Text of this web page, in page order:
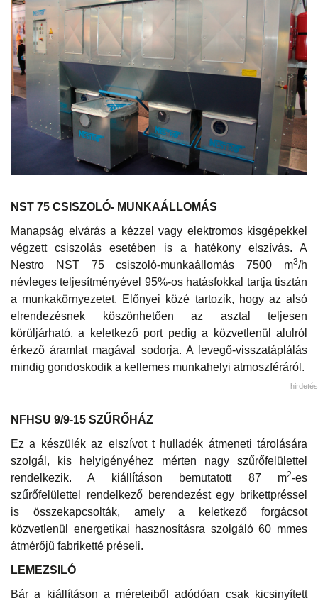
NST 75 CSISZOLÓ- MUNKAÁLLOMÁS
Manapság elvárás a kézzel vagy elektromos kisgépekkel
végzett csiszolás esetében is a hatékony elszívás. A
Nestro NST 75 csiszoló-munkaállomás 7500 m3/h
névleges teljesítményével 95%-os hatásfokkal tartja tisztán
a munkakörnyezetet. Előnyei közé tartozik, hogy az alsó
elrendezésnek köszönhetően az asztal teljesen
körüljárható, a keletkező port pedig a közvetlenül alulról
érkező áramlat magával sodorja. A levegő-visszatáplálás
mindig gondoskodik a kellemes munkahelyi atmoszféráról.
hirdetés
NFHSU 9/9-15 SZŰRŐHÁZ
Ez a készülék az elszívot t hulladék átmeneti tárolására
szolgál, kis helyigényéhez mérten nagy szűrőfelülettel
rendelkezik. A kiállításon bemutatott 87 m2-es
szűrőfelülettel rendelkező berendezést egy brikettpréssel
is összekapcsolták, amely a keletkező forgácsot
közvetlenül energetikai hasznosításra szolgáló 60 mmes
átmérőjű fabriketté préseli.
LEMEZSILÓ
Bár a kiállításon a méreteiből adódóan csak kicsinyített